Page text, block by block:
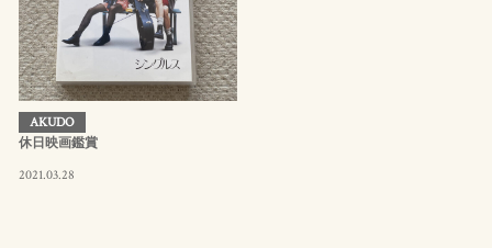
AKUDO
休日映画鑑賞
2021.03.28